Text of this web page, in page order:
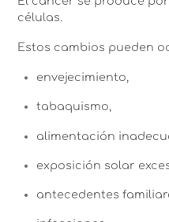
células.
Estos cambios pueden
envejecimiento,
tabaquismo,
alimentación
exposición solar
antecedentes